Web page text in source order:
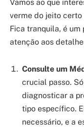
Vamos ao que
verme do jeito
Fica tranquila, é um
atenção aos
Consulte um
crucial passo.
diagnosticar a
tipo específico.
necessário, e a